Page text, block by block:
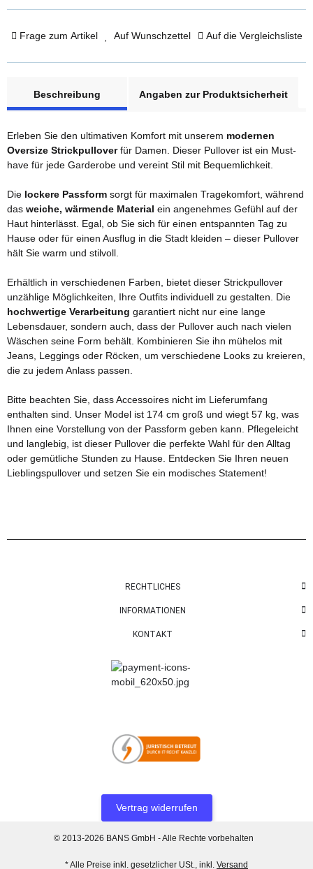
Frage zum Artikel Auf Wunschzettel Auf die Vergleichsliste
Beschreibung
Angaben zur Produktsicherheit
Erleben Sie den ultimativen Komfort mit unserem modernen
Oversize Strickpulloverfür Damen. Dieser Pullover ist ein Must-
have für jede Garderobe und vereint Stil mit Bequemlichkeit.
Die lockere Passform sorgt für maximalen Tragekomfort, während
das weiche, wärmende Material ein angenehmes Gefühl auf der
Haut hinterlässt. Egal, ob Sie sich für einen entspannten Tag zu
Hause oder für einen Ausflug in die Stadt kleiden – dieser Pullover
hält Sie warm und stilvoll.
Erhältlich in verschiedenen Farben, bietet dieser Strickpullover
unzählige Möglichkeiten, Ihre Outfits individuell zu gestalten. Die
hochwertige Verarbeitung garantiert nicht nur eine lange
Lebensdauer, sondern auch, dass der Pullover auch nach vielen
Wäschen seine Form behält. Kombinieren Sie ihn mühelos mit
Jeans, Leggings oder Röcken, um verschiedene Looks zu kreieren,
die zu jedem Anlass passen.
Bitte beachten Sie, dass Accessoires nicht im Lieferumfang
enthalten sind. Unser Model ist 174 cm groß und wiegt 57 kg, was
Ihnen eine Vorstellung von der Passform geben kann. Pflegeleicht
und langlebig, ist dieser Pullover die perfekte Wahl für den Alltag
oder gemütliche Stunden zu Hause. Entdecken Sie Ihren neuen
Lieblingspullover und setzen Sie ein modisches Statement!
RECHTLICHES
INFORMATIONEN
KONTAKT
Vertrag widerrufen
© 2013-2026 BANS GmbH - Alle Rechte vorbehalten
* Alle Preise inkl. gesetzlicher USt., inkl. Versand